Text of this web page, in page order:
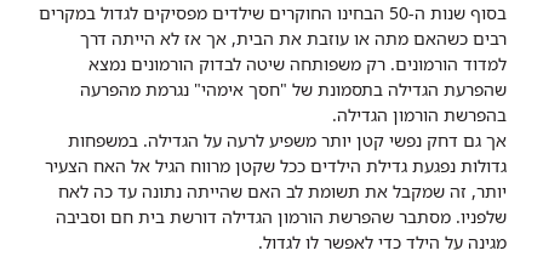
בסוף שנות ה-50 הבחינו החוקרים שילדים מפסיקים לגדול במקרים
רבים כשהאם מתה או עוזבת את הבית, אך אז לא הייתה דרך
למדוד הורמונים. רק משפותחה שיטה לבדוק הורמונים נמצא
שהפרעת הגדילה בתסמונת של "חסך אימהי" נגרמת מהפרעה
בהפרשת הורמון הגדילה.
אך גם דחק נפשי קטן יותר משפיע לרעה על הגדילה. במשפחות
גדולות נפגעת גדילת הילדים ככל שקטן מרווח הגיל אל האח הצעיר
יותר, זה שמקבל את תשומת לב האם שהייתה נתונה עד כה לאח
שלפניו. מסתבר שהפרשת הורמון הגדילה דורשת בית חם וסביבה
מגינה על הילד כדי לאפשר לו לגדול.